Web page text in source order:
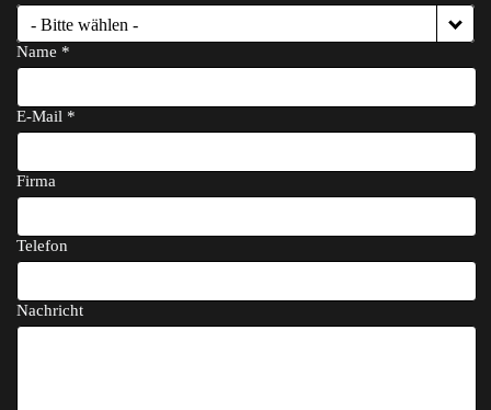
- Bitte wählen -
Name *
E-Mail *
Firma
Telefon
Nachricht